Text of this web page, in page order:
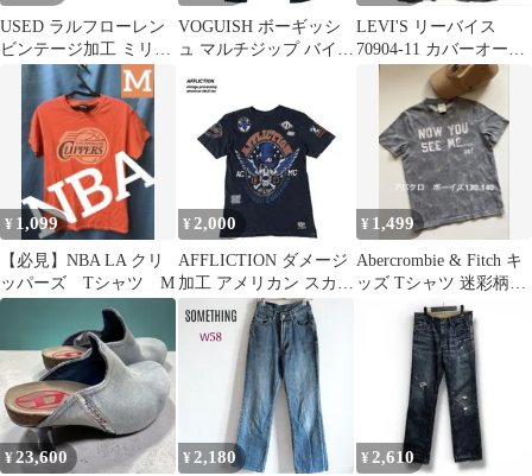
USED ラルフローレン
ビンテージ加工 ミリタ
リー カットオフ パンツ
VOGUISH ボーギッシ
ュ マルチジップ バイカ
工
LEVI'S リーバイス
70904-11 カバーオール
デニムジャケット
¥ 1,099
【必見】NBA LA クリ
ッパーズ Tシャツ M
¥ 2,000
AFFLICTION ダメージ
加工 アメリカン スカル
ハードプリント Tシャ
ツ
¥ 1,499
Abercrombie & Fitch キ
ッズ Tシャツ 迷彩柄
¥23,600 ¥2,180 ¥ 2,610